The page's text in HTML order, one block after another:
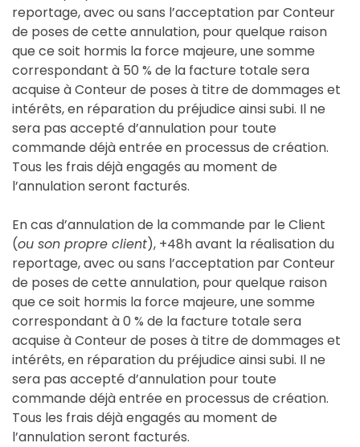
reportage, avec ou sans l’acceptation par Conteur
de poses de cette annulation, pour quelque raison
que ce soit hormis la force majeure, une somme
correspondant à 50 % de la facture totale sera
acquise à Conteur de poses à titre de dommages et
intérêts, en réparation du préjudice ainsi subi. Il ne
sera pas accepté d’annulation pour toute
commande déjà entrée en processus de création.
Tous les frais déjà engagés au moment de
l’annulation seront facturés.
En cas d’annulation de la commande par le Client
(ou son propre client), +48h avant la réalisation du
reportage, avec ou sans l’acceptation par Conteur
de poses de cette annulation, pour quelque raison
que ce soit hormis la force majeure, une somme
correspondant à 0 % de la facture totale sera
acquise à Conteur de poses à titre de dommages et
intérêts, en réparation du préjudice ainsi subi. Il ne
sera pas accepté d’annulation pour toute
commande déjà entrée en processus de création.
Tous les frais déjà engagés au moment de
l’annulation seront facturés.